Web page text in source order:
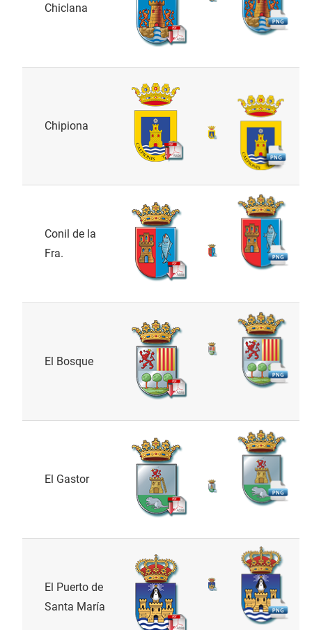
Chiclana
Chipiona
Conil de la
Fra.
El Bosque
El Gastor
El Puerto de
Santa María